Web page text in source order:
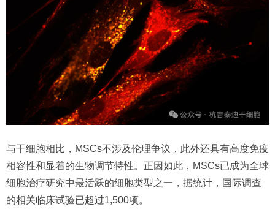
与干细胞相比，MSCs不涉及伦理争议，此外还具有高度免疫
相容性和显着的生物调节特性。正因如此，MSCs已成为全球
细胞治疗研究中最活跃的细胞类型之一，据统计，国际调查
的相关临床试验已超过1,500项。